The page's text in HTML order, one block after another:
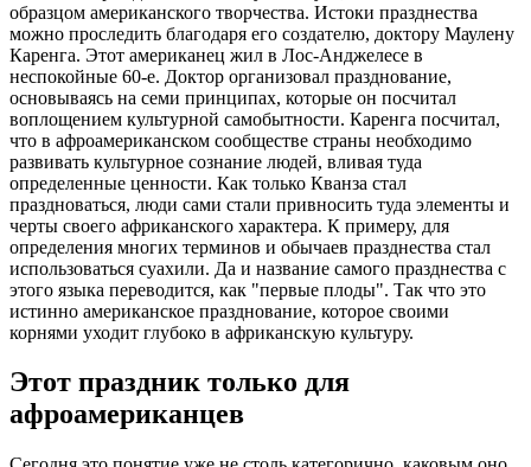
образцом американского творчества. Истоки празднества
можно проследить благодаря его создателю, доктору Маулену
Каренга. Этот американец жил в Лос-Анджелесе в
неспокойные 60-е. Доктор организовал празднование,
основываясь на семи принципах, которые он посчитал
воплощением культурной самобытности. Каренга посчитал,
что в афроамериканском сообществе страны необходимо
развивать культурное сознание людей, вливая туда
определенные ценности. Как только Кванза стал
праздноваться, люди сами стали привносить туда элементы и
черты своего африканского характера. К примеру, для
определения многих терминов и обычаев празднества стал
использоваться суахили. Да и название самого празднества с
этого языка переводится, как "первые плоды". Так что это
истинно американское празднование, которое своими
корнями уходит глубоко в африканскую культуру.
Этот праздник только для
афроамериканцев